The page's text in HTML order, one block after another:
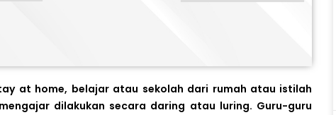
at home, belajar atau sekolah dari rumah atau istilah
dilakukan secara daring atau luring. Guru-guru